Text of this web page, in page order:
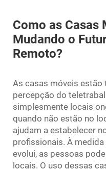
Como as Casas
Mudando o
Remoto?
As casas móveis
percepção do
simplesmente locais
quando não estão no
ajudam a estabelecer
profissionais. À
evolui, as pessoas
locais. O uso dessas